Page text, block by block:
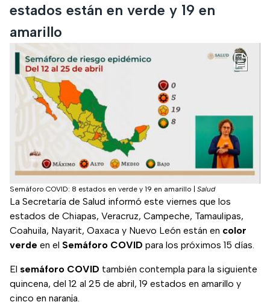
estados están en verde y 19 en
amarillo
Semáforo COVID: 8 estados en verde y 19 en amarillo Salud
La Secretaría de Salud informó este viernes que los
estados de Chiapas, Veracruz, Campeche, Tamaulipas,
Coahuila, Nayarit, Oaxaca y Nuevo León están en color
verde en el Semáforo COVID para los próximos 15 días.
El semáforo COVID también contempla para la siguiente
quincena, del 12 al 25 de abril, 19 estados en amarillo y
cinco en naranja.